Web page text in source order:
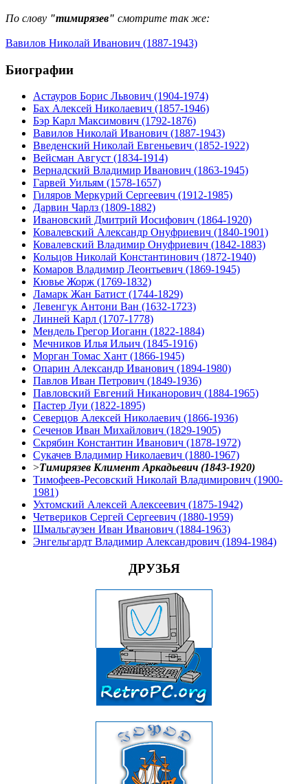
По слову "тимирязев" смотрите так же:
Вавилов Николай Иванович (1887-1943)
Биографии
Астауров Борис Львович (1904-1974)
Бах Алексей Николаевич (1857-1946)
Бэр Карл Максимович (1792-1876)
Вавилов Николай Иванович (1887-1943)
Введенский Николай Евгеньевич (1852-1922)
Вейсман Август (1834-1914)
Вернадский Владимир Иванович (1863-1945)
Гарвей Уильям (1578-1657)
Гиляров Меркурий Сергеевич (1912-1985)
Дарвин Чарлз (1809-1882)
Ивановский Дмитрий Иосифович (1864-1920)
Ковалевский Александр Онуфриевич (1840-1901)
Ковалевский Владимир Онуфриевич (1842-1883)
Кольцов Николай Константинович (1872-1940)
Комаров Владимир Леонтьевич (1869-1945)
Кювье Жорж (1769-1832)
Ламарк Жан Батист (1744-1829)
Левенгук Антони Ван (1632-1723)
Линней Карл (1707-1778)
Мендель Грегор Иоганн (1822-1884)
Мечников Илья Ильич (1845-1916)
Морган Томас Хант (1866-1945)
Опарин Александр Иванович (1894-1980)
Павлов Иван Петрович (1849-1936)
Павловский Евгений Никанорович (1884-1965)
Пастер Луи (1822-1895)
Северцов Алексей Николаевич (1866-1936)
Сеченов Иван Михайлович (1829-1905)
Скрябин Константин Иванович (1878-1972)
Сукачев Владимир Николаевич (1880-1967)
>Тимирязев Климент Аркадьевич (1843-1920)
Тимофеев-Ресовский Николай Владимирович (1900-
1981)
Ухтомский Алексей Алексеевич (1875-1942)
Четвериков Сергей Сергеевич (1880-1959)
Шмальгаузен Иван Иванович (1884-1963)
Энгельгардт Владимир Александрович (1894-1984)
ДРУЗЬЯ